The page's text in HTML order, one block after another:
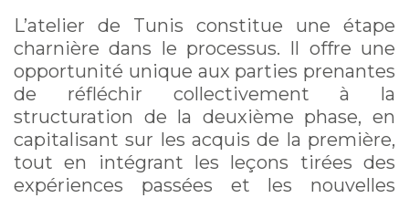
L’atelier de Tunis constitue une étape
charnière dans le processus. Il offre une
opportunité unique aux parties prenantes
de réfléchir collectivement à la
structuration de la deuxième phase, en
capitalisant sur les acquis de la première,
tout en intégrant les leçons tirées des
expériences passées et les nouvelles